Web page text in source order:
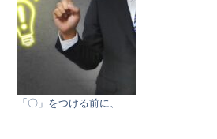
「〇」をつける前に、